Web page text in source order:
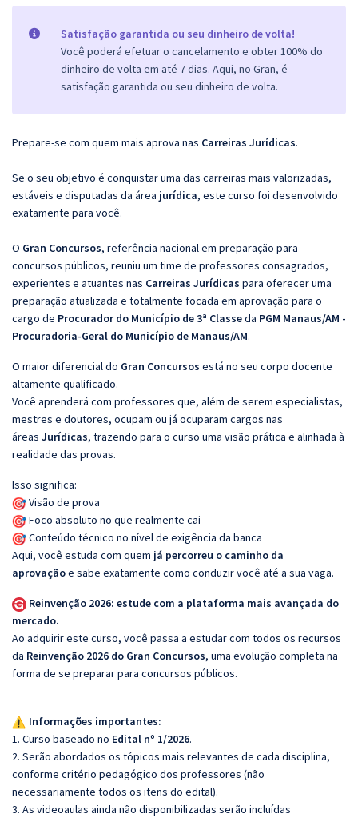
Satisfação garantida ou seu dinheiro de volta!
Você poderá efetuar o cancelamento e obter 100% do
dinheiro de volta em até 7 dias. Aqui, no Gran, é
satisfação garantida ou seu dinheiro de volta.
Prepare-se com quem mais aprova nas Carreiras Jurídicas.
Se o seu objetivo é conquistar uma das carreiras mais valorizadas,
estáveis e disputadas da área jurídica, este curso foi desenvolvido
exatamente para você.
O Gran Concursos, referência nacional em preparação para
concursos públicos, reuniu um time de professores consagrados,
experientes e atuantes nas Carreiras Jurídicas para oferecer uma
preparação atualizada e totalmente focada em aprovação para o
cargo de Procurador do Município de 3ª Classeda PGM Manaus/AM -
Procuradoria-Geral do Município de Manaus/AM.
O maior diferencial do Gran Concursos está no seu corpo docente
altamente qualificado.
Você aprenderá com professores que, além de serem especialistas,
mestres e doutores, ocupam ou já ocuparam cargos nas
áreas Jurídicas, trazendo para o curso uma visão prática e alinhada à
realidade das provas.
Isso significa:
Visão de prova
Foco absoluto no que realmente cai
Conteúdo técnico no nível de exigência da banca
Aqui, você estuda com quem já percorreu o caminho da
aprovaçãoe sabe exatamente como conduzir você até a sua vaga.
Reinvenção 2026: estude com a plataforma mais avançada do
mercado.
Ao adquirir este curso, você passa a estudar com todos os recursos
da Reinvenção 2026 do Gran Concursos, uma evolução completa na
forma de se preparar para concursos públicos.
Informações importantes:
1. Curso baseado no Edital nº 1/2026.
2. Serão abordados os tópicos mais relevantes de cada disciplina,
conforme critério pedagógico dos professores (não
necessariamente todos os itens do edital).
3. As videoaulas ainda não disponibilizadas serão incluídas